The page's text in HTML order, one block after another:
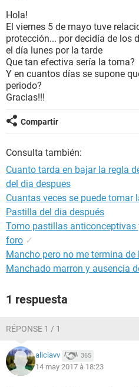
SEXUALIDAD
GLOSARIO
Hola!
El viernes 5 de mayo tuve
protección... por decidía de los
el día lunes por la tarde
Que tan efectiva sería la toma?
Y en cuantos días se supone
periodo?
Gracias!!!
Compartir
Consulta también:
Cuanto tarda en bajar la regla
del dia despues
Cuantas veces se puede
Pastilla del dia después
Tomo pastillas anticonceptivas
foro ✓
Mancho pero no me termina
Manchado marron y ausencia
1 respuesta
RÉPONSE 1 / 1
aliciavv 365
14 may 2017 à 18:23